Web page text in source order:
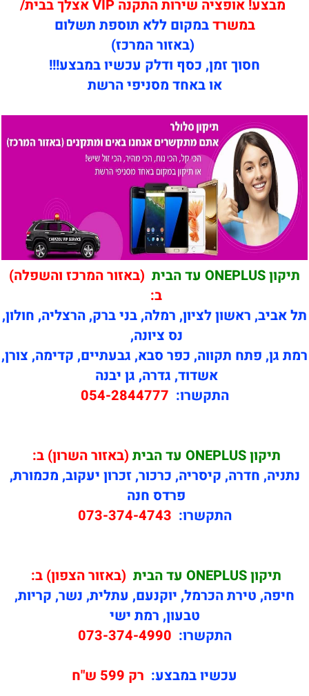
מבצע! אופציה שירות התקנה VIP אצלך בבית/
במשרדבמקום ללא תוספת תשלום
(באזור המרכז)
חסוך זמן, כסף ודלק עכשיו במבצע!!!
או באחד מסניפי הרשת
תיקון ONEPLUS עד הבית
(באזור המרכז והשפלה)
ב:
תל אביב, ראשון לציון, רמלה, בני ברק, הרצליה, חולון,
נס ציונה,
רמת גן, פתח תקווה, כפר סבא, גבעתיים, קדימה, צורן,
אשדוד, גדרה, גן יבנה
התקשרו: 054-2844777
תיקוןONEPLUS עד הבית
(באזור השרון) ב:
נתניה, חדרה, קיסריה, כרכור, זכרון יעקוב, מכמורת,
פרדס חנה
התקשרו: 073-374-4743
תיקוןONEPLUS עד הבית
(באזור הצפון) ב:
חיפה, טירת הכרמל, יוקנעם, עתלית, נשר, קריות,
טבעון, רמת ישי
התקשרו: 073-374-4990
עכשיו במבצע: רק 599 ש"ח